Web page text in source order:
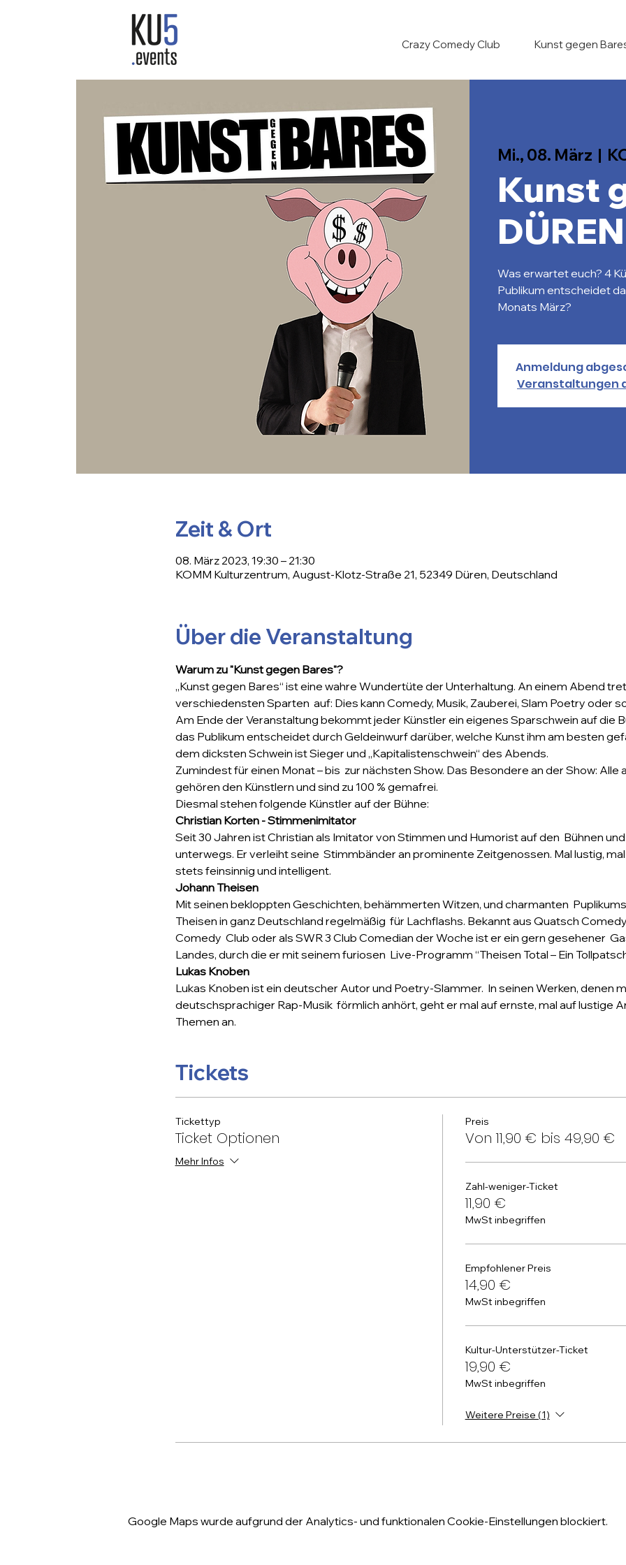
Crazy Comedy Club Kunst gegen
Mi., 08. März
  |
Kunst
DÜREN
Was erwartet euch? 4
Publikum entscheidet
Monats März?
Anmeldung
Veranstaltungen
Zeit & Ort
08. März 2023, 19:30 – 21:30
KOMM Kulturzentrum, August-Klotz-Straße 21, 52349 Düren, Deutschland
Über die Veranstaltung
Warum zu "Kunst gegen Bares"?
„Kunst gegen Bares“ ist eine wahre Wundertüte der Unterhaltung. An einem Abend
verschiedensten Sparten  auf: Dies kann Comedy, Musik, Zauberei, Slam Poetry oder
Am Ende der Veranstaltung bekommt jeder Künstler ein eigenes Sparschwein auf die
das Publikum entscheidet durch Geldeinwurf darüber, welche Kunst ihm am besten
dem dicksten Schwein ist Sieger und „Kapitalistenschwein“ des Abends.
Zumindest für einen Monat – bis  zur nächsten Show. Das Besondere an der Show:
gehören den Künstlern und sind zu 100 % gemafrei.
Diesmal stehen folgende Künstler auf der Bühne:
Christian Korten - Stimmenimitator
Seit 30 Jahren ist Christian als Imitator von Stimmen und Humorist auf den  Bühnen
unterwegs. Er verleiht seine  Stimmbänder an prominente Zeitgenossen. Mal lustig,
stets feinsinnig und intelligent.
Johann Theisen
Mit seinen bekloppten Geschichten, behämmerten Witzen, und charmanten
Theisen in ganz Deutschland regelmäßig  für Lachflashs. Bekannt aus Quatsch
Comedy  Club oder als SWR 3 Club Comedian der Woche ist er ein gern gesehener
Landes, durch die er mit seinem furiosen  Live-Programm “Theisen Total – Ein
Lukas Knoben
Lukas Knoben ist ein deutscher Autor und Poetry-Slammer.  In seinen Werken, denen
deutschsprachiger Rap-Musik  förmlich anhört, geht er mal auf ernste, mal auf lustige
Themen an.
Tickets
Tickettyp
Ticket Optionen
Mehr Infos
Preis
Von 11,90 € bis 49,90 €
Zahl-weniger-Ticket
11,90 €
MwSt inbegriffen
Empfohlener Preis
14,90 €
MwSt inbegriffen
Kultur-Unterstützer-Ticket
19,90 €
MwSt inbegriffen
Weitere Preise (1)
Google Maps wurde aufgrund der Analytics- und funktionalen Cookie-Einstellungen blockiert.